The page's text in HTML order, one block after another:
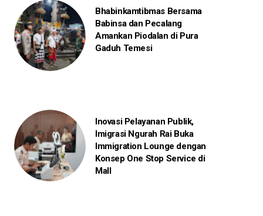
Bhabinkamtibmas Bersama
Babinsa dan Pecalang
Amankan Piodalan di Pura
Gaduh Temesi
Inovasi Pelayanan Publik,
Imigrasi Ngurah Rai Buka
Immigration Lounge dengan
Konsep One Stop Service di
Mall